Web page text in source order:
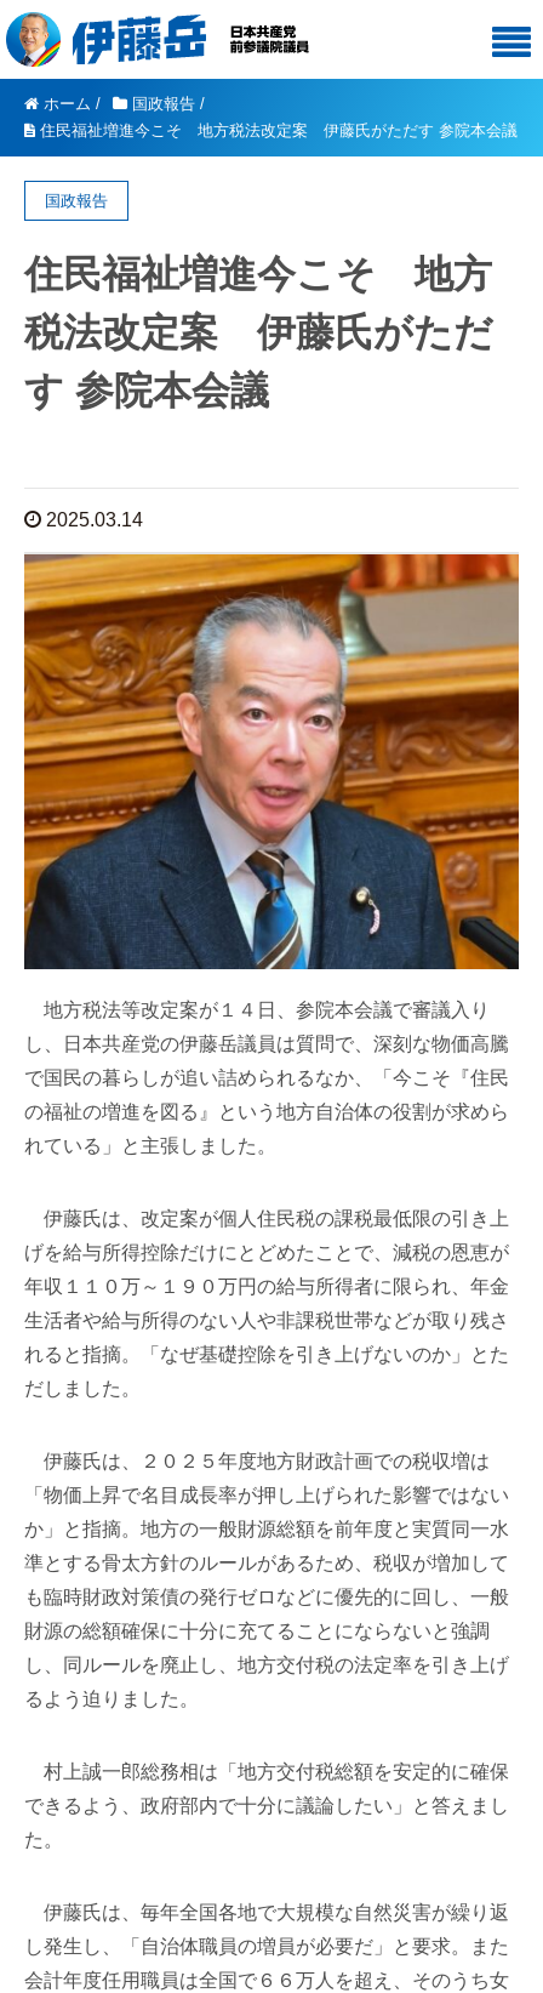
ホーム / 国政報告 /
住民福祉増進今こそ 地方税法改定案 伊藤氏がただす 参院本会議
国政報告
住民福祉増進今こそ 地方
税法改定案 伊藤氏がただ
す 参院本会議
2025.03.14
地方税法等改定案が１４日、参院本会議で審議入り
し、日本共産党の伊藤岳議員は質問で、深刻な物価高騰
で国民の暮らしが追い詰められるなか、「今こそ『住民
の福祉の増進を図る』という地方自治体の役割が求めら
れている」と主張しました。
伊藤氏は、改定案が個人住民税の課税最低限の引き上
げを給与所得控除だけにとどめたことで、減税の恩恵が
年収１１０万～１９０万円の給与所得者に限られ、年金
生活者や給与所得のない人や非課税世帯などが取り残さ
れると指摘。「なぜ基礎控除を引き上げないのか」とた
だしました。
伊藤氏は、２０２５年度地方財政計画での税収増は
「物価上昇で名目成長率が押し上げられた影響ではない
か」と指摘。地方の一般財源総額を前年度と実質同一水
準とする骨太方針のルールがあるため、税収が増加して
も臨時財政対策債の発行ゼロなどに優先的に回し、一般
財源の総額確保に十分に充てることにならないと強調
し、同ルールを廃止し、地方交付税の法定率を引き上げ
るよう迫りました。
村上誠一郎総務相は「地方交付税総額を安定的に確保
できるよう、政府部内で十分に議論したい」と答えまし
た。
伊藤氏は、毎年全国各地で大規模な自然災害が繰り返
し発生し、「自治体職員の増員が必要だ」と要求。また
会計年度任用職員は全国で６６万人を超え、そのうち女